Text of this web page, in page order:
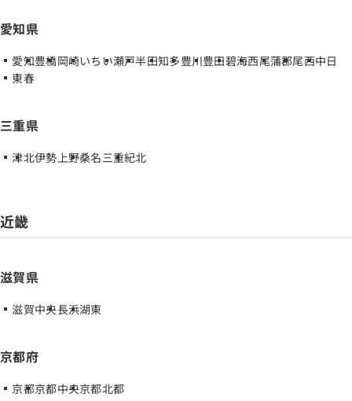
愛知県
愛知豊橋岡崎いちい瀬戸半田知多豊川豊田碧海西尾蒲郡尾西中日
東春
三重県
津北伊勢上野桑名三重紀北
近畿
滋賀県
滋賀中央長浜湖東
京都府
京都京都中央京都北都